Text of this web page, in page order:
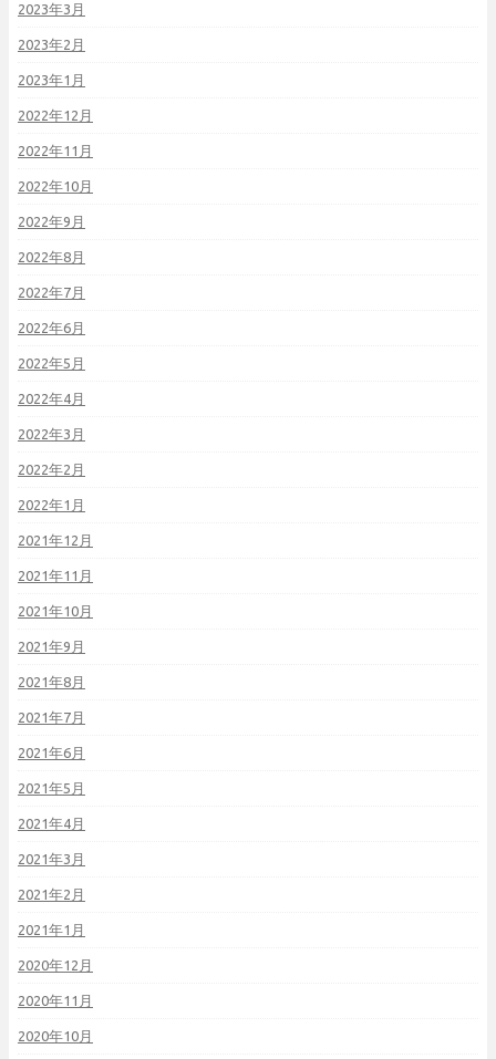
2023年3月
2023年2月
2023年1月
2022年12月
2022年11月
2022年10月
2022年9月
2022年8月
2022年7月
2022年6月
2022年5月
2022年4月
2022年3月
2022年2月
2022年1月
2021年12月
2021年11月
2021年10月
2021年9月
2021年8月
2021年7月
2021年6月
2021年5月
2021年4月
2021年3月
2021年2月
2021年1月
2020年12月
2020年11月
2020年10月